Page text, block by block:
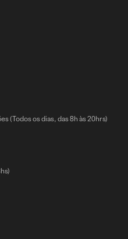
(Todos os dias, das 8h às 20hrs)